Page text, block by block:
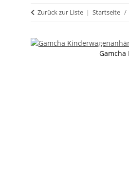
Zurück zur Liste Startseite